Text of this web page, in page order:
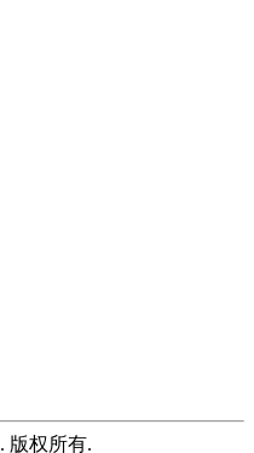
. 版权所有.